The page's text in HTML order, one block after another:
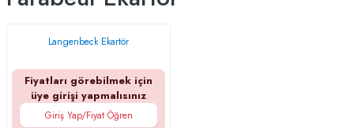
Langenbeck Ekartör
Fiyatları görebilmek için
üye girişi yapmalısınız
Giriş Yap/Fiyat Öğren